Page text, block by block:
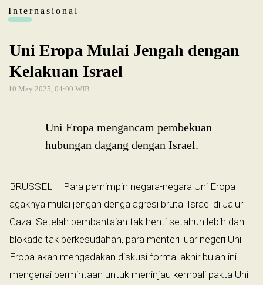
Internasional
Uni Eropa Mulai Jengah dengan
Kelakuan Israel
10 May 2025, 04:00 WIB
Uni Eropa mengancam pembekuan
hubungan dagang dengan Israel.
BRUSSEL – Para pemimpin negara-negara Uni Eropa
agaknya mulai jengah denga agresi brutal Israel di Jalur
Gaza. Setelah pembantaian tak henti setahun lebih dan
blokade tak berkesudahan, para menteri luar negeri Uni
Eropa akan mengadakan diskusi formal akhir bulan ini
mengenai permintaan untuk meninjau kembali pakta Uni